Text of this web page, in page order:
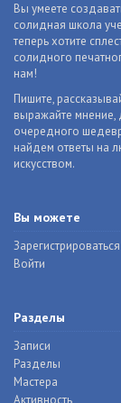
Вы умеете
солидная школа
теперь хотите
солидного
нам!
Пишите,
выражайте мнение,
очередного
найдем ответы на
искусством.
Вы можете
Зарегистрироваться
Войти
Разделы
Записи
Разделы
Мастера
Активность